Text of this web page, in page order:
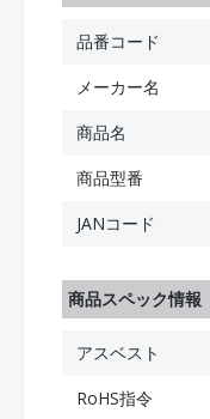
品番コード
メーカー名
商品名
商品型番
JANコード
商品スペック情報
アスベスト
RoHS指令